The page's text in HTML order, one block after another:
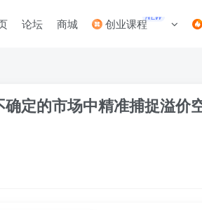
论坛 商城 创业课程NEW
定的市场中精准捕捉溢